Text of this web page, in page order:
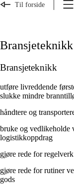
Til forside
Bransjeteknikk
Bransjeteknikk
utføre livreddende
slukke mindre
håndtere og
bruke og vedlikeholde
logistikkoppdrag
gjøre rede for
gjøre rede for rutiner
gods